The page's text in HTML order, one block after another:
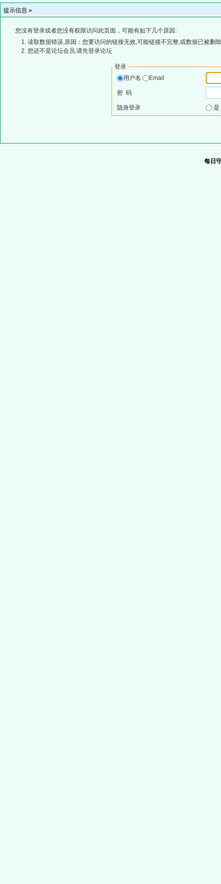
提示信息 »
您没有登录或者您没有权限访问此页面，可能有如下几个原因:
读取数据错误,原因：您要访问的链接无效,可能链接不完整,或数据已被删
您还不是论坛会员,请先登录论坛
登录
用户名
Email
密 码
隐身登录
每日